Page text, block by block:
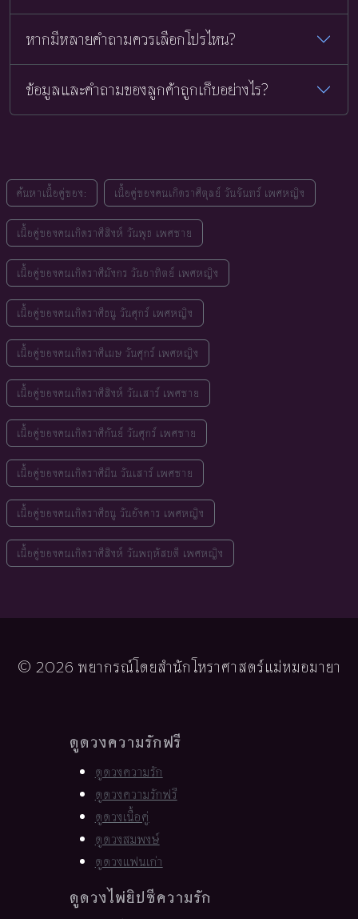
หากมีหลายคำถามควรเลือกโปรไหน?
ข้อมูลและคำถามของลูกค้าถูกเก็บอย่างไร?
ค้นหาเนื้อคู่ของ: เนื้อคู่ของคนเกิดราศีตุลย์ วันจันทร์ เพศหญิง
เนื้อคู่ของคนเกิดราศีสิงห์ วันพุธ เพศชาย
เนื้อคู่ของคนเกิดราศีมังกร วันอาทิตย์ เพศหญิง
เนื้อคู่ของคนเกิดราศีธนู วันศุกร์ เพศหญิง
เนื้อคู่ของคนเกิดราศีเมษ วันศุกร์ เพศหญิง
เนื้อคู่ของคนเกิดราศีสิงห์ วันเสาร์ เพศชาย
เนื้อคู่ของคนเกิดราศีกันย์ วันศุกร์ เพศชาย
เนื้อคู่ของคนเกิดราศีมีน วันเสาร์ เพศชาย
เนื้อคู่ของคนเกิดราศีธนู วันอังคาร เพศหญิง
เนื้อคู่ของคนเกิดราศีสิงห์ วันพฤหัสบดี เพศหญิง
© 2026 พยากรณ์โดยสำนักโหราศาสตร์แม่หมอมายา
ดูดวงความรักฟรี
ดูดวงความรัก
ดูดวงความรักฟรี
ดูดวงเนื้อคู่
ดูดวงสมพงษ์
ดูดวงแฟนเก่า
ดูดวงไพ่ยิปซีความรัก